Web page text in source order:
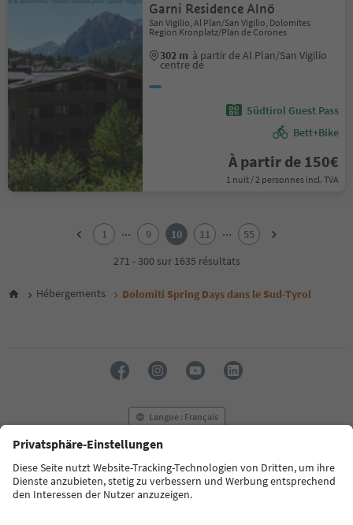
Garni Residence Alnö
San Vigilio, Al Plan/San Vigilio, Dolomites
Region Kronplatz/Plan de Corones
302 m à partir de Al Plan/San Vigilio
centre de
Südtirol Guest Pass
Bett+Bike
À partir de 150€
1 nuit / 2 personnes incl. TVA
6
16
17
18
19
1 ... 9 10 11 ...
55
271 - 300 sur 1635 résultats
Hébergements Dolomiti Spring Days dans le Sud-Tyrol
Langue : Français
FAQ Contactez-nous Presse
MICE
Politique de confidentialité
Conditions générales
Empreinte